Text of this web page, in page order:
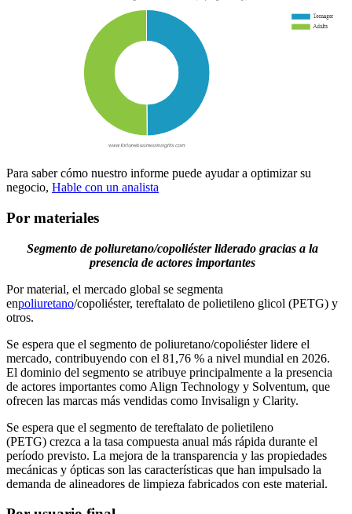
Para saber cómo nuestro informe puede ayudar a optimizar su
negocio, Hable con un analista
Por materiales
Segmento de poliuretano/copoliéster liderado gracias a la
presencia de actores importantes
Por material, el mercado global se segmenta
enpoliuretano/copoliéster, tereftalato de polietileno glicol (PETG) y
otros.
Se espera que el segmento de poliuretano/copoliéster lidere el
mercado, contribuyendo con el 81,76 % a nivel mundial en 2026.
El dominio del segmento se atribuye principalmente a la presencia
de actores importantes como Align Technology y Solventum, que
ofrecen las marcas más vendidas como Invisalign y Clarity.
Se espera que el segmento de tereftalato de polietileno
(PETG) crezca a la tasa compuesta anual más rápida durante el
período previsto. La mejora de la transparencia y las propiedades
mecánicas y ópticas son las características que han impulsado la
demanda de alineadores de limpieza fabricados con este material.